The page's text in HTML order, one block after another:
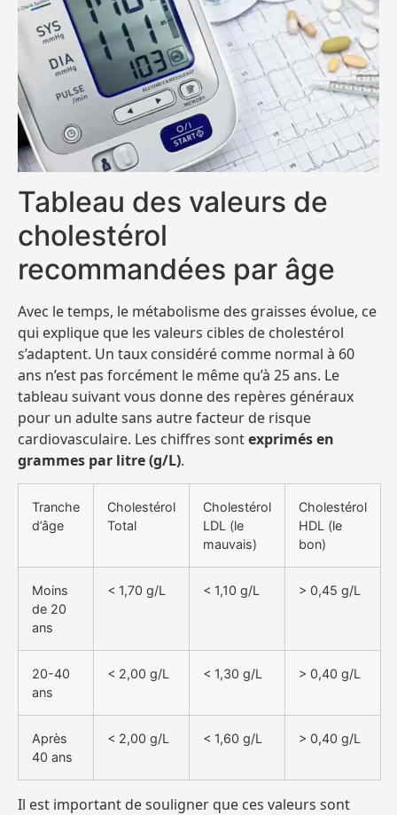
Tableau des valeurs de
cholestérol
recommandées par âge
Avec le temps, le métabolisme des graisses évolue, ce
qui explique que les valeurs cibles de cholestérol
s’adaptent. Un taux considéré comme normal à 60
ans n’est pas forcément le même qu’à 25 ans. Le
tableau suivant vous donne des repères généraux
pour un adulte sans autre facteur de risque
cardiovasculaire. Les chiffres sontexprimés en
grammes par litre (g/L).
Tranche
d’âge
Cholestérol
Total
Cholestérol
LDL (le
mauvais)
Cholestérol
HDL (le
bon)
Moins
de 20
ans
< 1,70 g/L < 1,10 g/L > 0,45 g/L
20-40
ans
< 2,00 g/L < 1,30 g/L > 0,40 g/L
Après
40 ans
< 2,00 g/L < 1,60 g/L > 0,40 g/L
Il est important de souligner que ces valeurs sont